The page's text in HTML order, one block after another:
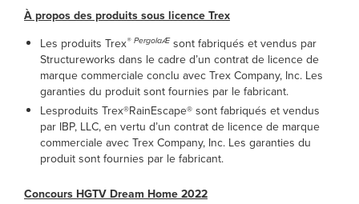
À propos des produits sous licence Trex
Les produits Trex® PergolaÆsont fabriqués et vendus par
Structureworks dans le cadre d’un contrat de licence de
marque commerciale conclu avec Trex Company, Inc. Les
garanties du produit sont fournies par le fabricant.
Lesproduits Trex®RainEscape® sont fabriqués et vendus
par IBP, LLC, en vertu d’un contrat de licence de marque
commerciale avec Trex Company, Inc. Les garanties du
produit sont fournies par le fabricant.
Concours HGTV Dream Home 2022